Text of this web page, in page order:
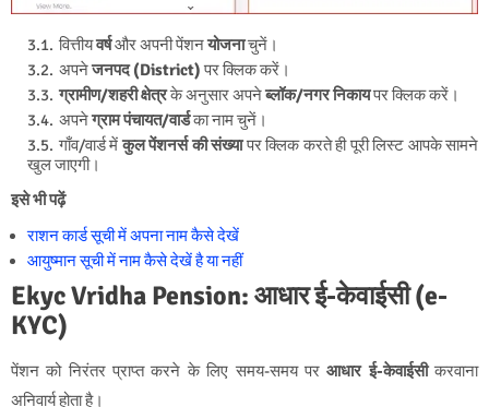
वित्तीयवर्षऔर अपनी पेंशनयोजनाचुनें।
अपनेजनपद (District)पर क्लिक करें।
ग्रामीण/शहरी क्षेत्रके अनुसार अपनेब्लॉक/नगर निकायपर क्लिक करें।
अपनेग्राम पंचायत/वार्डका नाम चुनें।
गाँव/वार्ड मेंकुल पेंशनर्स की संख्यापर क्लिक करते ही पूरी लिस्ट आपके सामने
खुल जाएगी।
इसे भी पढ़ें
राशन कार्ड सूची में अपना नाम कैसे देखें
आयुष्मान सूची में नाम कैसे देखें है या नहीं
Ekyc Vridha Pension: आधार ई-केवाईसी (e-
KYC)
पेंशन को निरंतर प्राप्त करने के लिए समय-समय परआधार ई-केवाईसीकरवाना
अनिवार्य होता है।